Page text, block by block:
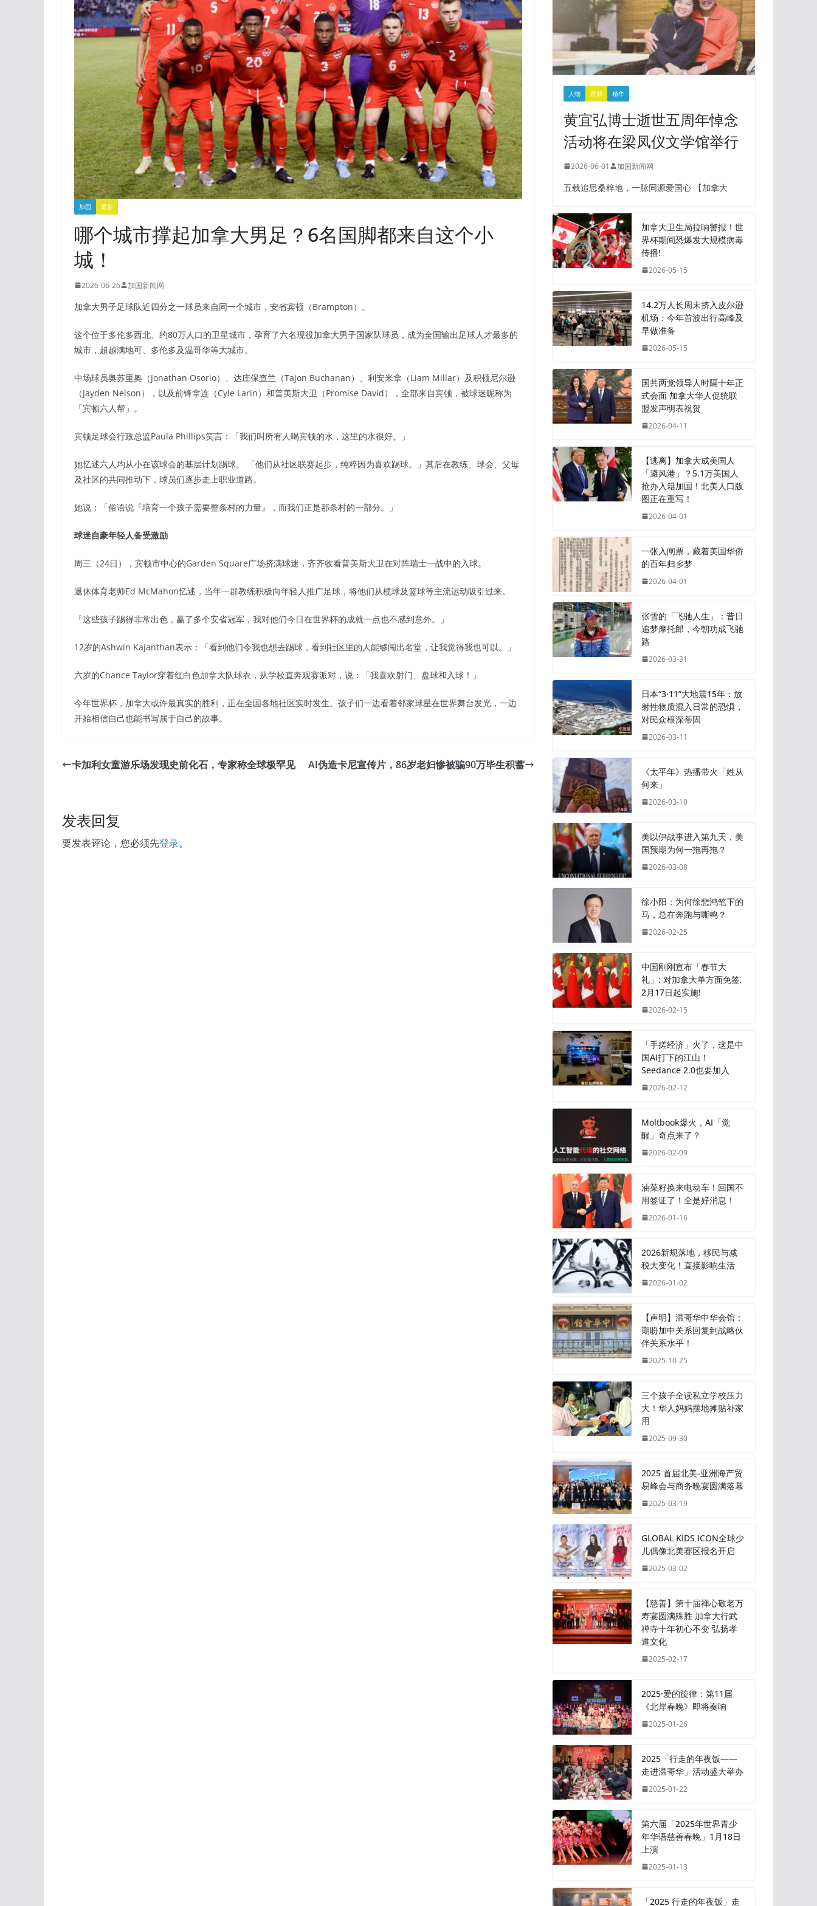
加国 最新
哪个城市撑起加拿大男足？6名国脚都来自这个小
城！
2026-06-26 加国新闻网
加拿大男子足球队近四分之一球员来自同一个城市，安省宾顿（Brampton）。
这个位于多伦多西北、约80万人口的卫星城市，孕育了六名现役加拿大男子国家队球员，成为全国输出足球人才最多的
城市，超越满地可、多伦多及温哥华等大城市。
中场球员奥苏里奥（Jonathan Osorio）、达庄保查兰（Tajon Buchanan）、利安米拿（Liam Millar）及积顿尼尔逊
（Jayden Nelson），以及前锋拿连（Cyle Larin）和普美斯大卫（Promise David），全部来自宾顿，被球迷昵称为
「宾顿六人帮」。
宾顿足球会行政总监Paula Phillips笑言：「我们叫所有人喝宾顿的水，这里的水很好。」
她忆述六人均从小在该球会的基层计划踢球。 「他们从社区联赛起步，纯粹因为喜欢踢球。」其后在教练、球会、父母
及社区的共同推动下，球员们逐步走上职业道路。
她说：「俗语说『培育一个孩子需要整条村的力量』，而我们正是那条村的一部分。」
球迷自豪年轻人备受激励
周三（24日），宾顿市中心的Garden Square广场挤满球迷，齐齐收看普美斯大卫在对阵瑞士一战中的入球。
退休体育老师Ed McMahon忆述，当年一群教练积极向年轻人推广足球，将他们从榄球及篮球等主流运动吸引过来。
「这些孩子踢得非常出色，赢了多个安省冠军，我对他们今日在世界杯的成就一点也不感到意外。」
12岁的Ashwin Kajanthan表示：「看到他们令我也想去踢球，看到社区里的人能够闯出名堂，让我觉得我也可以。」
六岁的Chance Taylor穿着红白色加拿大队球衣，从学校直奔观赛派对，说：「我喜欢射门、盘球和入球！」
今年世界杯，加拿大或许最真实的胜利，正在全国各地社区实时发生。孩子们一边看着邻家球星在世界舞台发光，一边
开始相信自己也能书写属于自己的故事。
卡加利女童游乐场发现史前化石，专家称全球极罕见 AI伪造卡尼宣传片，86岁老妇惨被骗90万毕生积蓄
发表回复
要发表评论，您必须先登录。
人物 最新 精华
黄宜弘博士逝世五周年悼念
活动将在梁凤仪文学馆举行
2026-06-01 加国新闻网
五载追思桑梓地，一脉同源爱国心 【加拿大
加拿大卫生局拉响警报！世
界杯期间恐爆发大规模病毒
传播!
2026-05-15
14.2万人长周末挤入皮尔逊
机场：今年首波出行高峰及
早做准备
2026-05-15
国共两党领导人时隔十年正
式会面 加拿大华人促统联
盟发声明表祝贺
2026-04-11
【逃离】加拿大成美国人
「避风港」？5.1万美国人
抢办入籍加国！北美人口版
图正在重写！
2026-04-01
一张入闸票，藏着美国华侨
的百年归乡梦
2026-04-01
张雪的「飞驰人生」：昔日
追梦摩托郎，今朝功成飞驰
路
2026-03-31
日本“3·11”大地震15年：放
射性物质混入日常的恐惧，
对民众根深蒂固
2026-03-11
《太平年》热播带火「姓从
何来」
2026-03-10
美以伊战事进入第九天，美
国预期为何一拖再拖？
2026-03-08
徐小阳：为何徐悲鸿笔下的
马，总在奔跑与嘶鸣？
2026-02-25
中国刚刚宣布「春节大
礼」: 对加拿大单方面免签,
2月17日起实施!
2026-02-15
「手搓经济」火了，这是中
国AI打下的江山！
Seedance 2.0也要加入
2026-02-12
Moltbook爆火，AI「觉
醒」奇点来了？
2026-02-09
油菜籽换来电动车！回国不
用签证了！全是好消息！
2026-01-16
2026新规落地，移民与减
税大变化！直接影响生活
2026-01-02
【声明】温哥华中华会馆：
期盼加中关系回复到战略伙
伴关系水平！
2025-10-25
三个孩子全读私立学校压力
大！华人妈妈摆地摊贴补家
用
2025-09-30
2025 首届北美-亚洲海产贸
易峰会与商务晚宴圆满落幕
2025-03-19
GLOBAL KIDS ICON全球少
儿偶像北美赛区报名开启
2025-03-02
【慈善】第十届禅心敬老万
寿宴圆满殊胜 加拿大行武
禅寺十年初心不变 弘扬孝
道文化
2025-02-17
2025·爱的旋律：第11届
《北岸春晚》即将奏响
2025-01-26
2025「行走的年夜饭——
走进温哥华」活动盛大举办
2025-01-22
第六届「2025年世界青少
年华语慈善春晚」1月18日
上演
2025-01-13
「2025 行走的年夜饭」走